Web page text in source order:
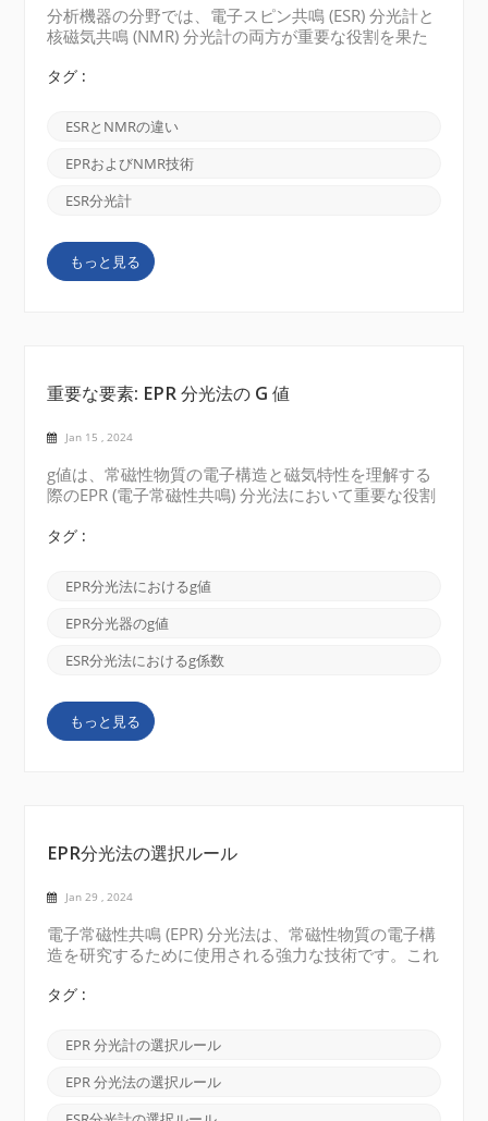
分析機器の分野では、電子スピン共鳴 (ESR) 分光計と
核磁気共鳴 (NMR) 分光計の両方が重要な役割を果た
には大きな違いがあります。 ESR分光計: 電子スピン
研究するために使用されます不対電子は磁気モーメン
トを持っており、マイクロ波放射を使用して分析でき
ます。ESR 分光計は、強力な磁場を使用してこれらの
移中のエネルギーの吸収または放出を測定します。
(NMR) 分光計は、サンプル内の原子の核スピンの研究
に焦点を当てています。奇数の陽子または中性子を持
つ原子核は、ゼロ以外の核スピンを持ち、小さな磁石
タグ :
ESRとNMRの違い
EPRおよびNMR技術
ESR分光計
もっと見る
重要な要素: EPR 分光法の G 値
Jan 15 , 2024
g値は、常磁性物質の電子構造と磁気特性を理解する
際のEPR (電子常磁性共鳴) 分光法において重要な役割
ある g 値 (g ファクター)について説明します。 g 値
ルギー差の間の比例定数を表す無次元量です。g 値
は、磁場の存在下で電磁放射線を吸収する常磁性体の
共鳴周波数を測定することによって取得できます。こ
します。g 値は、不対電子の数や軌道角運動量など、
用されます。 自由電子の場合、g 値は 2.0023 の定
数であり、基本的な物理特性から導出されます。ただ
し、遷移金属錯体や有機ラジカルなどのより複雑な系
タグ :
EPR分光法におけるg値
EPR分光器のg値
ESR分光法におけるg係数
もっと見る
EPR分光法の選択ルール
Jan 29 , 2024
電子常磁性共鳴 (EPR) 分光法は、常磁性物質の電子構
造を研究するために使用される強力な技術です。これ
の貴重な洞察を提供します。EPR 分光法の選択ルール
禁止する条件を確立します。これらの選択ルールを理
解することは、データを解釈し、EPR スペクトルから
意味のある情報を抽出するために不可欠です。 EPR
タグ :
EPR 分光計の選択ルール
EPR 分光法の選択ルール